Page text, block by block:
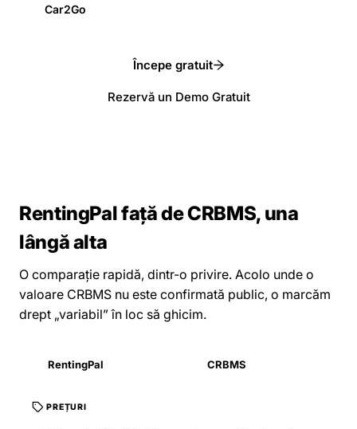
Car2Go
Începe gratuit
Rezervă un Demo Gratuit
RentingPal față de CRBMS, una
lângă alta
O comparație rapidă, dintr-o privire. Acolo unde o
valoare CRBMS nu este confirmată public, o marcăm
drept „variabil” în loc să ghicim.
RentingPal CRBMS
PREȚURI